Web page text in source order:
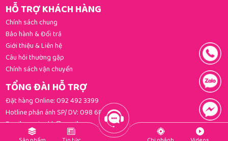
HỖ TRỢ KHÁCH HÀNG
Chính sách chung
Bảo hành & Đổi trả
Giới thiệu & Liên hệ
Câu hỏi thường gặp
Chính sách vận chuyển
TỔNG ĐÀI HỖ TRỢ
Đặt hàng Online:092 492 3399
Hotline phản ánh SP/ DV:098 681 3392
Email:gomi.cskh@gmail.com